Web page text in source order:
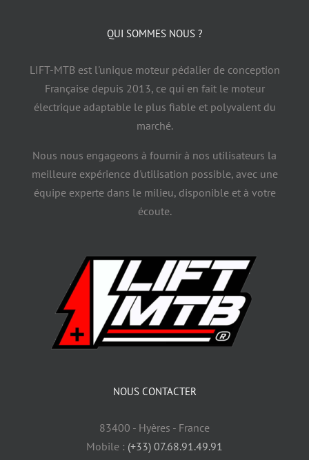
QUI SOMMES NOUS ?
LIFT-MTB est l'unique moteur pédalier de conception
Française depuis 2013, ce qui en fait le moteur
électrique adaptable le plus fiable et polyvalent du
marché.
Nous nous engageons à fournir à nos utilisateurs la
meilleure expérience d'utilisation possible, avec une
équipe experte dans le milieu, disponible et à votre
écoute.
NOUS CONTACTER
83400 - Hyères - France
Mobile : (+33) 07.68.91.49.91